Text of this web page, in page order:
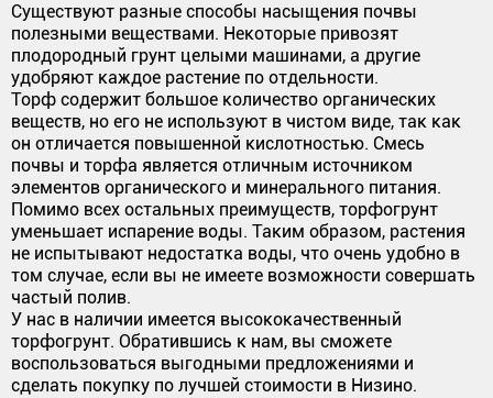
Существуют разные способы насыщения почвы
полезными веществами. Некоторые привозят
плодородный грунт целыми машинами, а другие
удобряют каждое растение по отдельности.
Торф содержит большое количество органических
веществ, но его не используют в чистом виде, так как
он отличается повышенной кислотностью. Смесь
почвы и торфа является отличным источником
элементов органического и минерального питания.
Помимо всех остальных преимуществ, торфогрунт
уменьшает испарение воды. Таким образом, растения
не испытывают недостатка воды, что очень удобно в
том случае, если вы не имеете возможности совершать
частый полив.
У нас в наличии имеется высококачественный
торфогрунт. Обратившись к нам, вы сможете
воспользоваться выгодными предложениями и
сделать покупку по лучшей стоимости в Низино.